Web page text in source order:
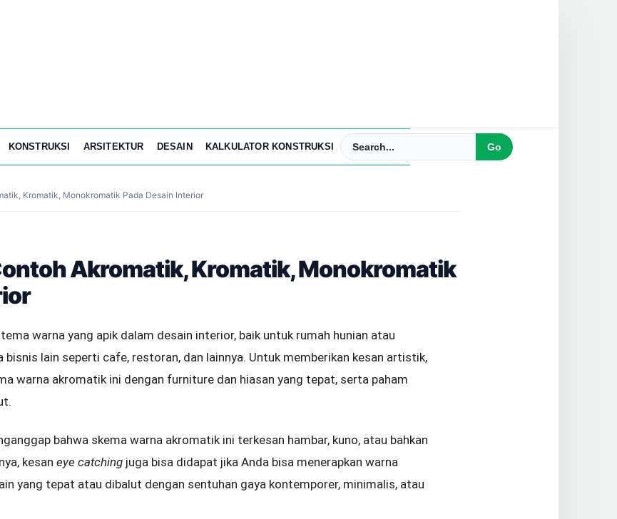
KONSTRUKSI ARSITEKTUR DESAIN KALKULATOR KONSTRUKSI
Kromatik, Monokromatik Pada Desain Interior
Akromatik, Kromatik, Monokromatik
warna yang apik dalam desain interior, baik untuk rumah hunian atau
bisnis lain seperti cafe, restoran, dan lainnya. Untuk memberikan kesan artistik,
warna akromatik ini dengan furniture dan hiasan yang tepat, serta paham
bahwa skema warna akromatik ini terkesan hambar, kuno, atau bahkan
kesan eye catching juga bisa didapat jika Anda bisa menerapkan warna
yang tepat atau dibalut dengan sentuhan gaya kontemporer, minimalis, atau